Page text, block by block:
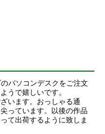
パソコンデスクをご注文
うで嬉しいです。
います。おっしゃる通
っています。以後の作品
て出荷するように致しま